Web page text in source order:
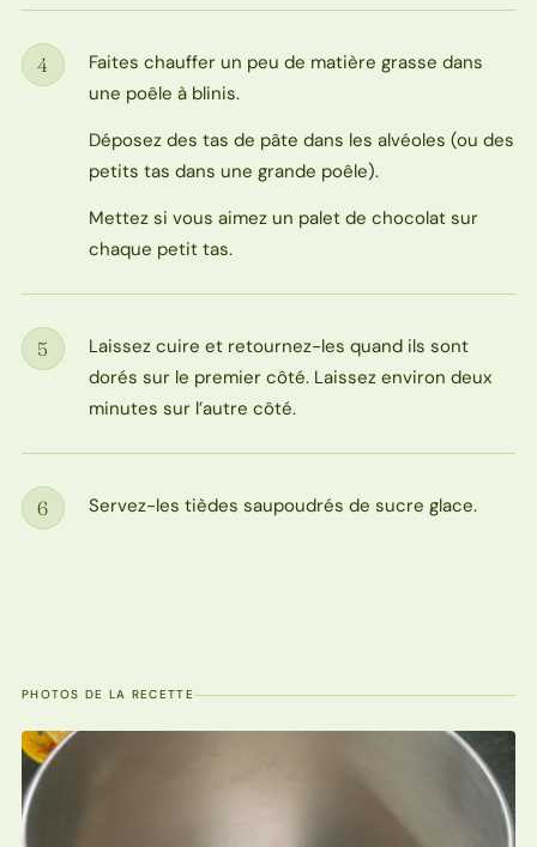
Étape
4
Faites chauffer un peu de matière grasse dans
une poêle à blinis.
Déposez des tas de pâte dans les alvéoles (ou des
petits tas dans une grande poêle).
Mettez si vous aimez un palet de chocolat sur
chaque petit tas.
Étape
5
Laissez cuire et retournez-les quand ils sont
dorés sur le premier côté. Laissez environ deux
minutes sur l’autre côté.
Étape
6 Servez-les tièdes saupoudrés de sucre glace.
PHOTOS DE LA RECETTE